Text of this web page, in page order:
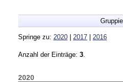
Springe zu: 2020 2017 2016
Anzahl der Einträge: 3
2020